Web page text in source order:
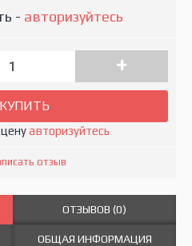
- авторизуйтесь
+
КУПИТЬ
авторизуйтесь
отзыв
ОТЗЫВОВ (0)
ОБЩАЯ ИНФОРМАЦИЯ